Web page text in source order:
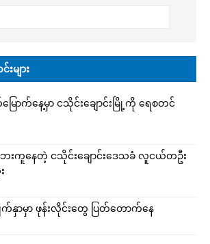
ျား
ြောက်နေ့မှာ ငသိုင်းချောင်းမြို့ကို ရေစတင်
ေးကူနေတဲ့ ငသိုင်းချောင်းဒေသခံ လူငယ်တဦး
က်နှာမှာ ဖုန်းလိုင်းတွေ ပြတ်တောက်နေ